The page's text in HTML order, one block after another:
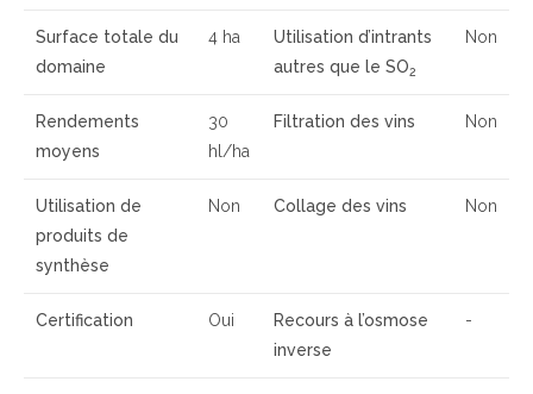
Surface totale du
domaine
4 ha
Utilisation d’intrants
autres que le SO2
Non
Rendements
moyens
30
hl/ha
Filtration des vins Non
Utilisation de
produits de
synthèse
Non Collage des vins Non
Certification Oui
Recours à l’osmose
inverse
-